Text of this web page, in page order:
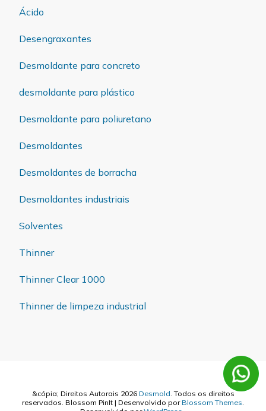
Ácido
Desengraxantes
Desmoldante para concreto
desmoldante para plástico
Desmoldante para poliuretano
Desmoldantes
Desmoldantes de borracha
Desmoldantes industriais
Solventes
Thinner
Thinner Clear 1000
Thinner de limpeza industrial
&cópia; Direitos Autorais 2026Desmold . Todos os direitos
reservados. Blossom PinIt | Desenvolvido porBlossom Themes